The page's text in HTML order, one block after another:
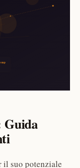
Guida
il suo potenziale